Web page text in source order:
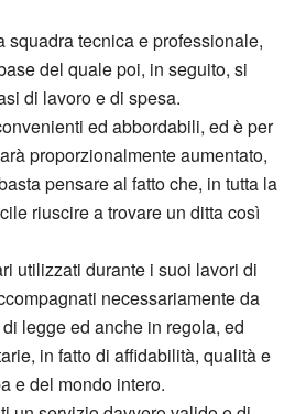
squadra tecnica e professionale,
del quale poi, in seguito, si
di lavoro e di spesa.
ed abbordabili, ed è per
proporzionalmente aumentato,
pensare al fatto che, in tutta la
riuscire a trovare un ditta così
utilizzati durante i suoi lavori di
necessariamente da
legge ed anche in regola, ed
in fatto di affidabilità, qualità e
e del mondo intero.